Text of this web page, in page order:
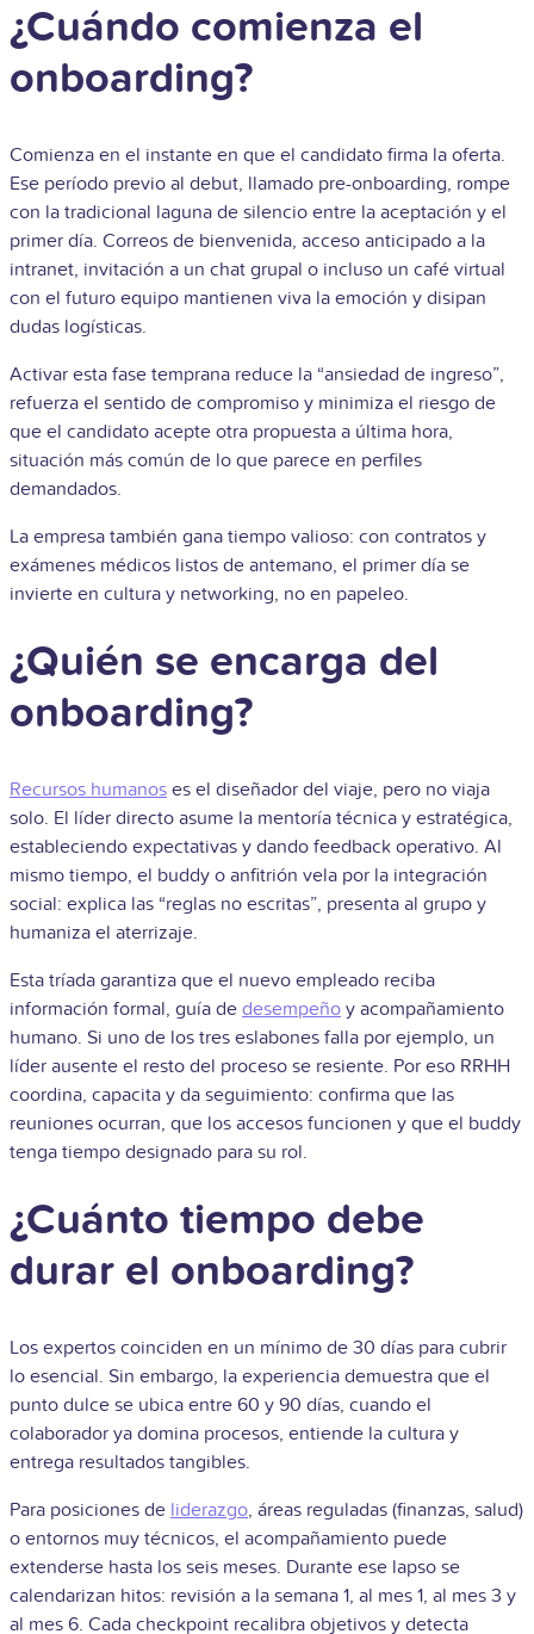
¿Cuándo comienza el
onboarding?
Comienza en el instante en que el candidato firma la oferta.
Ese período previo al debut, llamado pre-onboarding, rompe
con la tradicional laguna de silencio entre la aceptación y el
primer día. Correos de bienvenida, acceso anticipado a la
intranet, invitación a un chat grupal o incluso un café virtual
con el futuro equipo mantienen viva la emoción y disipan
dudas logísticas.
Activar esta fase temprana reduce la “ansiedad de ingreso”,
refuerza el sentido de compromiso y minimiza el riesgo de
que el candidato acepte otra propuesta a última hora,
situación más común de lo que parece en perfiles
demandados.
La empresa también gana tiempo valioso: con contratos y
exámenes médicos listos de antemano, el primer día se
invierte en cultura y networking, no en papeleo.
¿Quién se encarga del
onboarding?
Recursos humanos es el diseñador del viaje, pero no viaja
solo. El líder directo asume la mentoría técnica y estratégica,
estableciendo expectativas y dando feedback operativo. Al
mismo tiempo, el buddy o anfitrión vela por la integración
social: explica las “reglas no escritas”, presenta al grupo y
humaniza el aterrizaje.
Esta tríada garantiza que el nuevo empleado reciba
información formal, guía de desempeño y acompañamiento
humano. Si uno de los tres eslabones falla por ejemplo, un
líder ausente el resto del proceso se resiente. Por eso RRHH
coordina, capacita y da seguimiento: confirma que las
reuniones ocurran, que los accesos funcionen y que el buddy
tenga tiempo designado para su rol.
¿Cuánto tiempo debe
durar el onboarding?
Los expertos coinciden en un mínimo de 30 días para cubrir
lo esencial. Sin embargo, la experiencia demuestra que el
punto dulce se ubica entre 60 y 90 días, cuando el
colaborador ya domina procesos, entiende la cultura y
entrega resultados tangibles.
Para posiciones de liderazgo, áreas reguladas (finanzas, salud)
o entornos muy técnicos, el acompañamiento puede
extenderse hasta los seis meses. Durante ese lapso se
calendarizan hitos: revisión a la semana 1, al mes 1, al mes 3 y
al mes 6. Cada checkpoint recalibra objetivos y detecta